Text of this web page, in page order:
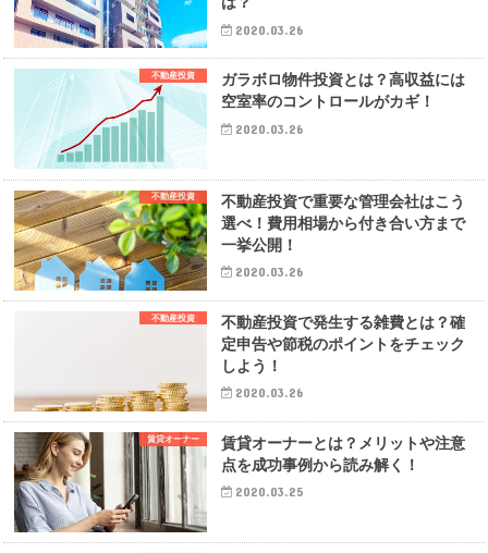
2020.03.26
不動産投資
ガラボロ物件投資とは？高収益には
空室率のコントロールがカギ！
2020.03.26
不動産投資
不動産投資で重要な管理会社はこう
選べ！費用相場から付き合い方まで
一挙公開！
2020.03.26
不動産投資
不動産投資で発生する雑費とは？確
定申告や節税のポイントをチェック
しよう！
2020.03.26
賃貸オーナー
賃貸オーナーとは？メリットや注意
点を成功事例から読み解く！
2020.03.25